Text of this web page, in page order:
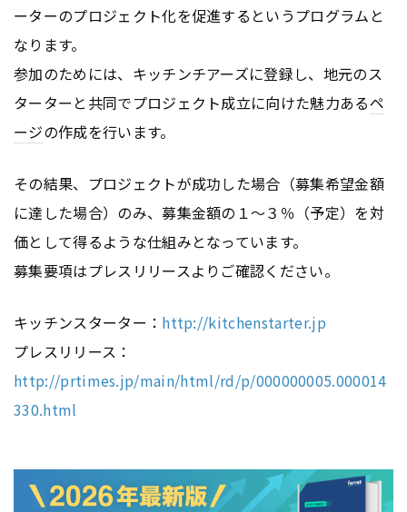
ーターのプロジェクト化を促進するというプログラムと
なります。
参加のためには、キッチンチアーズに登録し、地元のス
ターターと共同でプロジェクト成立に向けた魅力あるペ
ージの作成を行います。
その結果、プロジェクトが成功した場合（募集希望金額
に達した場合）のみ、募集金額の１〜３％（予定）を対
価として得るような仕組みとなっています。
募集要項はプレスリリースよりご確認ください。
キッチンスターター： http://kitchenstarter.jp
プレスリリース：
http://prtimes.jp/main/html/rd/p/000000005.000014
330.html